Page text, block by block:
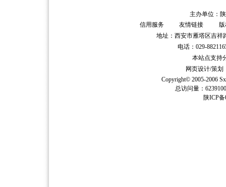
主办单位：
信用服务
友情链接
版
地址：西安市雁塔区吉祥
电话：029-
本站点支持
网页设计/策
Copyright© 2005-2006
总访问量：
陕ICP备